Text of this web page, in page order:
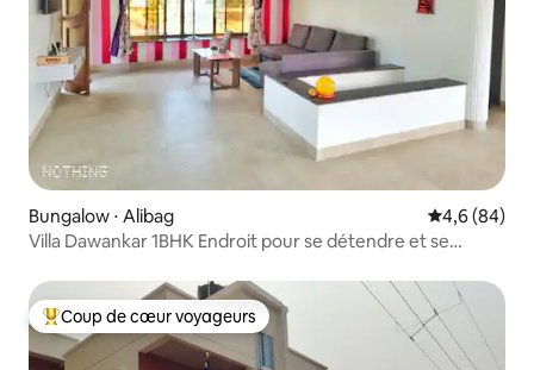
Bungalow ⋅ Alibag Évaluation
4,6 (84)
Villa Dawankar 1BHK Endroit pour se détendre et se
Coups de cœur voyageurs les plus appréciés
Coup de cœur voyageurs